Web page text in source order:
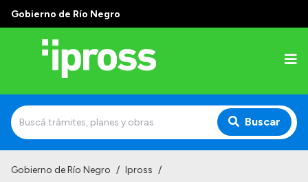
Gobierno de Río Negro
Buscar
Gobierno de Río Negro / Ipross /